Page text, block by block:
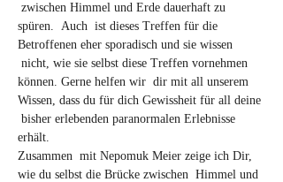
zwischen Himmel und Erde dauerhaft zu
spüren.  Auch  ist dieses Treffen für die
Betroffenen eher sporadisch und sie wissen
nicht, wie sie selbst diese Treffen vornehmen
können. Gerne helfen wir  dir mit all unserem
Wissen, dass du für dich Gewissheit für all deine
bisher erlebenden paranormalen Erlebnisse
erhält.
Zusammen  mit Nepomuk Meier zeige ich Dir,
wie du selbst die Brücke zwischen  Himmel und